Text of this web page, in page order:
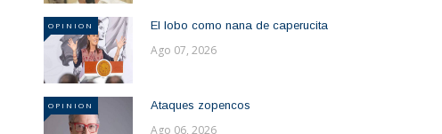
OPINION El lobo como nana de caperucita
Ago 07, 2026
OPINION Ataques zopencos
Ago 06, 2026